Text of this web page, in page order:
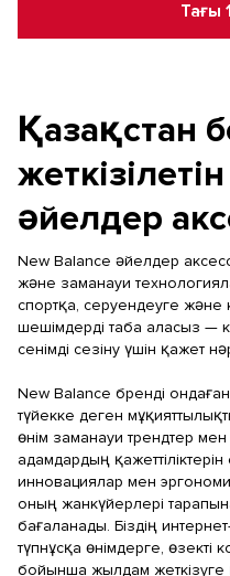
Тағы
Қазақстан
әйелдер
New Balance әйелдер
және заманауи
спортқа, серуендеуге және
шешімдерді таба аласыз —
сенімді сезіну үшін қажет
New Balance бренді
түйекке деген
өнім заманауи трендтер мен
адамдардың
инновациялар мен
оның жанкүйерлері
бағаланады. Біздің
түпнұсқа өнімдерге, өзекті
бойынша жылдам жеткізуге